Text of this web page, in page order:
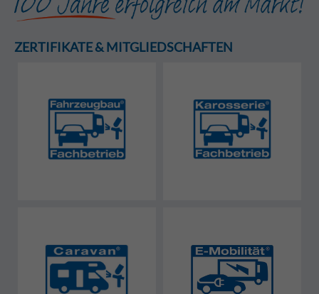
ZERTIFIKATE & MITGLIEDSCHAFTEN